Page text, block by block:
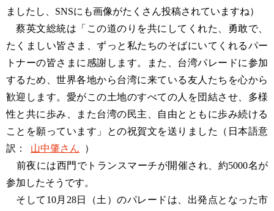
ましたし、SNSにも画像がたくさん投稿されていますね）
蔡英文総統は「この道のりを共にしてくれた、勇敢で、
たくましい皆さま、ずっと私たちのそばにいてくれるパー
トナーの皆さまに感謝します。また、台湾パレードに参加
するため、世界各地から台湾に来ている友人たちを心から
歓迎します。愛がこの土地のすべての人を団結させ、多様
性と共に歩み、また台湾の民主、自由とともに歩み続ける
ことを願っています」との祝賀文を送りました（日本語意
訳：
山中肇さん
）
前夜には西門でトランスマーチが開催され、約5000名が
参加したそうです。
そして10月28日（土）のパレードは、出発点となった市